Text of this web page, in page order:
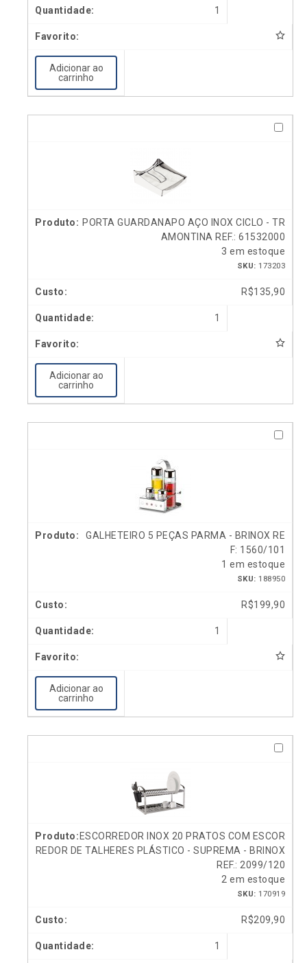
1
Adicionar ao
carrinho
PORTA GUARDANAPO AÇO INOX CICLO - TR
AMONTINA REF.: 61532000
3 em estoque
SKU: 173203
R$135,90
1
Adicionar ao
carrinho
GALHETEIRO 5 PEÇAS PARMA - BRINOX RE
F: 1560/101
1 em estoque
SKU: 188950
R$199,90
1
Adicionar ao
carrinho
ESCORREDOR INOX 20 PRATOS COM ESCOR
REDOR DE TALHERES PLÁSTICO - SUPREMA - BRINOX
REF.: 2099/120
2 em estoque
SKU: 170919
R$209,90
1